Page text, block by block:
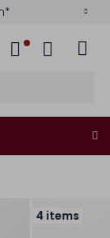
4 items